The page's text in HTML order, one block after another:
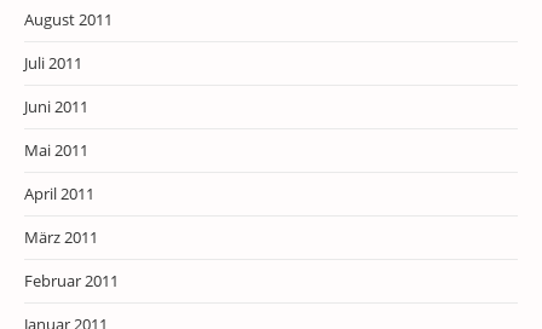
August 2011
Juli 2011
Juni 2011
Mai 2011
April 2011
März 2011
Februar 2011
Januar 2011